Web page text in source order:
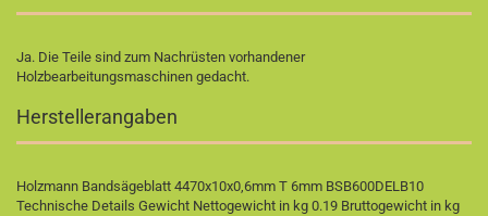
Ja. Die Teile sind zum Nachrüsten vorhandener
Holzbearbeitungsmaschinen gedacht.
Herstellerangaben
Holzmann Bandsägeblatt 4470x10x0,6mm T 6mm BSB600DELB10
Technische Details Gewicht Nettogewicht in kg 0.19 Bruttogewicht in kg